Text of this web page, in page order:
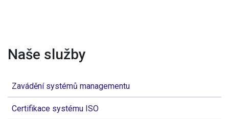
Naše služby
Zavádění systémů managementu
Certifikace systému ISO